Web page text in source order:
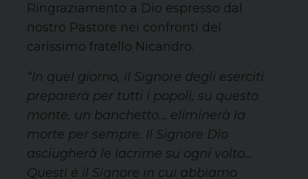
Ringraziamento a Dio espresso dal
nostro Pastore nei confronti del
carissimo fratello Nicandro.
“In quel giorno, il Signore degli eserciti
preparerà per tutti i popoli, su questo
monte, un banchetto… eliminerà la
morte per sempre. Il Signore Dio
asciugherà le lacrime su ogni volto…
Questi è il Signore in cui abbiamo